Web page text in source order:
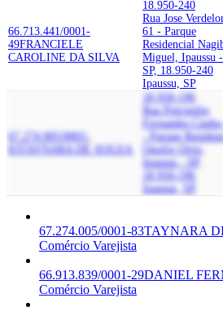
66.713.441/0001-
49FRANCIELE
CAROLINE DA SILVA
18.950-240
Rua Jose
61 - Parque
Residencial
Miguel, Ipaussu -
SP, 18.950-240
Ipaussu, SP
67.274.005/0001-
TAYNARA DE SOUZA
18.950-196
Rua Petronilio
Fernandes
- Parque
Onofre Ortiz,
Ipaussu - SP,
18.950-196
Ipaussu, SP
67.274.005/0001-83TAYNARA
Comércio Varejista
66.913.839/0001-29DANIEL
Comércio Varejista